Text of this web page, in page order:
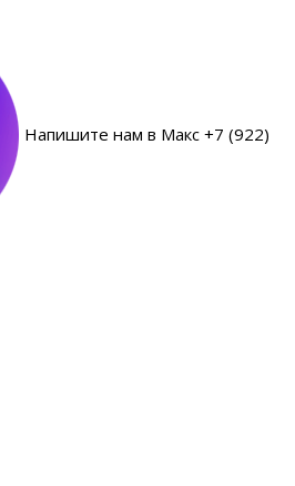
Напишите нам в Макс +7 (922)